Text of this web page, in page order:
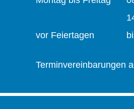
vor Feiertagen
Terminvereinbarungen